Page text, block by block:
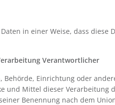
in einer Weise, dass
Verantwortlicher
Behörde, Einrichtung oder
und Mittel dieser
Benennung nach dem